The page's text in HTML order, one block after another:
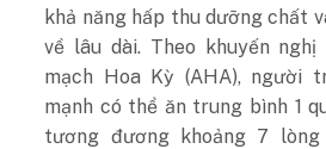
khả năng hấp thu dưỡng chất
về lâu dài. Theo khuyến
mạch Hoa Kỳ (AHA), người
mạnh có thể ăn trung bình 1
tương đương khoảng 7